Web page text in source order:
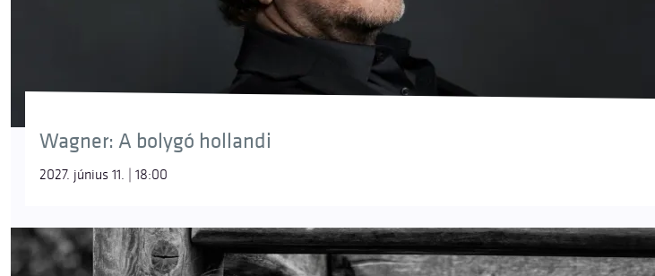
Wagner: A bolygó hollandi
2027. június 11. | 18:00